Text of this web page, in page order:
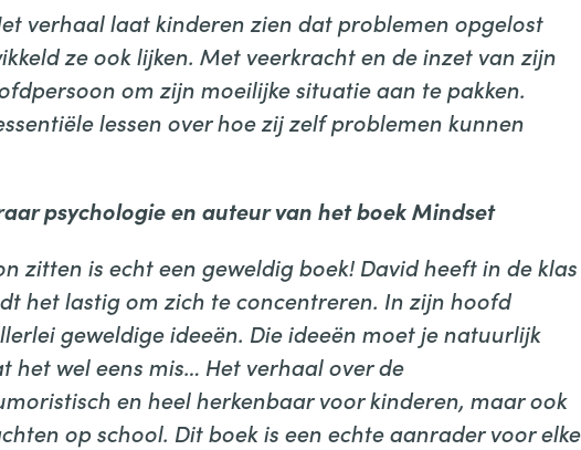
verhaal laat kinderen zien dat problemen opgelost
ze ook lijken. Met veerkracht en de inzet van zijn
om zijn moeilijke situatie aan te pakken.
lessen over hoe zij zelf problemen kunnen
psychologie en auteur van het boek Mindset
zitten is echt een geweldig boek! David heeft in de klas
het lastig om zich te concentreren. In zijn hoofd
geweldige ideeën. Die ideeën moet je natuurlijk
wel eens mis… Het verhaal over de
en heel herkenbaar voor kinderen, maar ook
op school. Dit boek is een echte aanrader voor elke